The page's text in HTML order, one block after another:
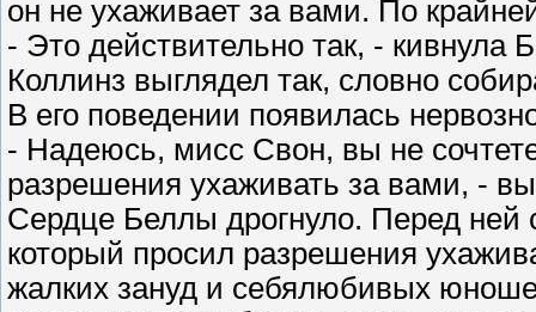
он не ухаживает за вами. По
- Это действительно так, - кивнула
Коллинз выглядел так, словно
В его поведении появилась
- Надеюсь, мисс Свон, вы не
разрешения ухаживать за вами, -
Сердце Беллы дрогнуло. Перед
который просил разрешения
жалких зануд и себялюбивых